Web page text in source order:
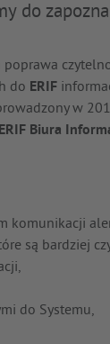
do
poprawa
do ERIF
w
ERIF Biura
komunikacji
są bardziej
do Systemu,